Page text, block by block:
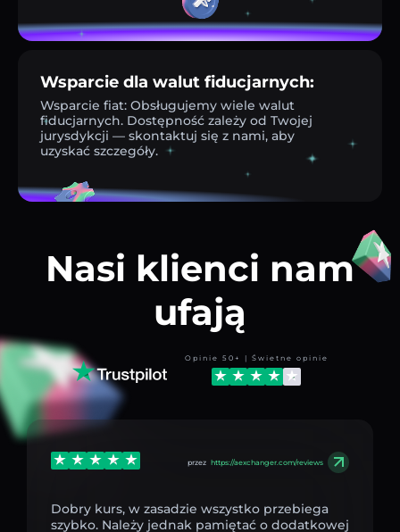
Wsparcie dla walut fiducjarnych:
Wsparcie fiat: Obsługujemy wiele walut
fiducjarnych. Dostępność zależy od Twojej
jurysdykcji — skontaktuj się z nami, aby
uzyskać szczegóły.
Nasi klienci nam
ufają
Opinie 50+ | Świetne opinie
przez https://aexchanger.com/reviews
Dobry kurs, w zasadzie wszystko przebiega
szybko. Należy jednak pamiętać o dodatkowej